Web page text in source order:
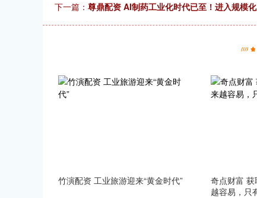
下一篇： 尊鼎配资 AI制药工业化时代已至！进入规模
竹演配资 工业旅游迎来“黄金时代”
奇点财富
越容易，只